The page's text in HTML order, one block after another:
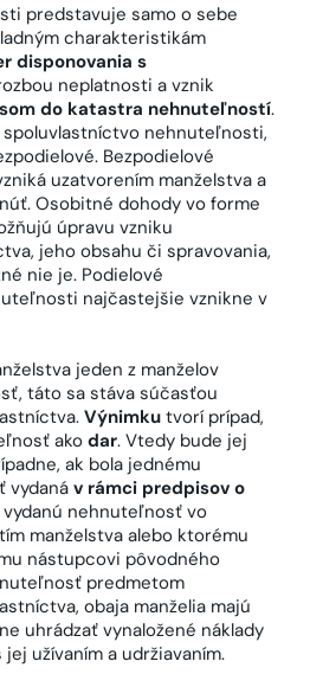
predstavuje samo o sebe
charakteristikám
disponovania s
neplatnosti a vznik
do katastra nehnuteľností.
spoluvlastníctvo nehnuteľnosti,
Bezpodielové
uzatvorením manželstva a
Osobitné dohody vo forme
úpravu vzniku
jeho obsahu či spravovania,
nie je. Podielové
najčastejšie vznikne v
jeden z manželov
táto sa stáva súčasťou
Výnimku tvorí prípad,
ako dar. Vtedy bude jej
ak bola jednému
vydaná v rámci predpisov o
vydanú nehnuteľnosť vo
manželstva alebo ktorému
nástupcovi pôvodného
predmetom
obaja manželia majú
uhrádzať vynaložené náklady
užívaním a udržiavaním.